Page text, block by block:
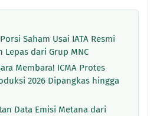
Saham Usai IATA Resmi
Lepas dari Grup MNC
Membara! ICMA Protes
2026 Dipangkas hingga
Data Emisi Metana dari